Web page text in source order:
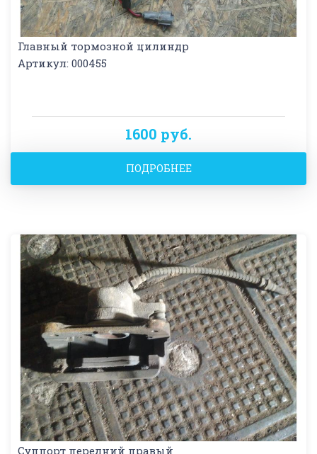
Главный тормозной цилиндр
Артикул: 000455
1600 руб.
ПОДРОБНЕЕ
Суппорт передний правый